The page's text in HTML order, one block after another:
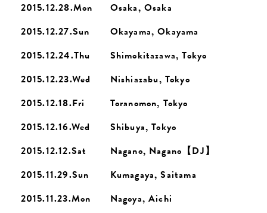
2015.12.28.Mon
Osaka, Osaka
2015.12.27.Sun
Okayama, Okayama
2015.12.24.Thu
Shimokitazawa, Tokyo
2015.12.23.Wed
Nishiazabu, Tokyo
2015.12.18.Fri
Toranomon, Tokyo
2015.12.16.Wed
Shibuya, Tokyo
2015.12.12.Sat
Nagano, Nagano【DJ】
2015.11.29.Sun
Kumagaya, Saitama
2015.11.23.Mon
Nagoya, Aichi